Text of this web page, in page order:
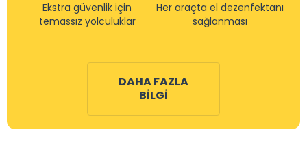
Ekstra güvenlik için
temassız yolculuklar
Her araçta el dezenfektanı
sağlanması
DAHA FAZLA
BILGI